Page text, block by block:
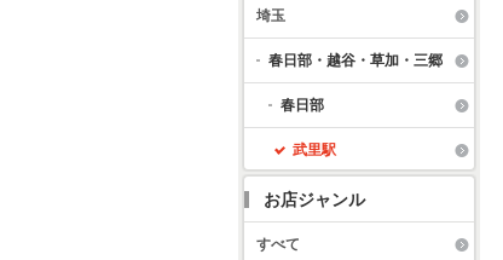
埼玉
春日部・越谷・草加・三郷
春日部
武里駅
お店ジャンル
すべて